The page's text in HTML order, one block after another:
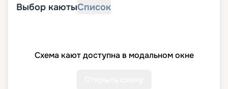
Выбор каютыСписок
Схема кают доступна в модальном окне